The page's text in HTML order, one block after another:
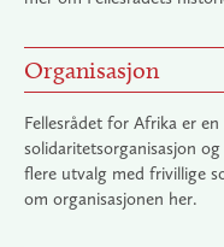
Organisasjon
Fellesrådet for Afrika er
solidaritetsorganisasjon
flere utvalg med frivillige
om organisasjonen her.